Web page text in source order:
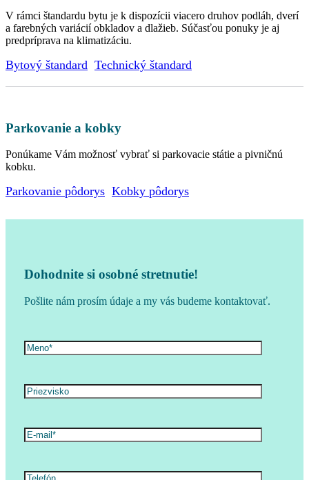
V rámci štandardu bytu je k dispozícii viacero druhov podláh, dverí
a farebných variácií obkladov a dlažieb. Súčasťou ponuky je aj
predpríprava na klimatizáciu.
Bytový štandard Technický štandard
Parkovanie a kobky
Ponúkame Vám možnosť vybrať si parkovacie státie a pivničnú
kobku.
Parkovanie pôdorys Kobky pôdorys
Dohodnite si osobné stretnutie!
Pošlite nám prosím údaje a my vás budeme kontaktovať.